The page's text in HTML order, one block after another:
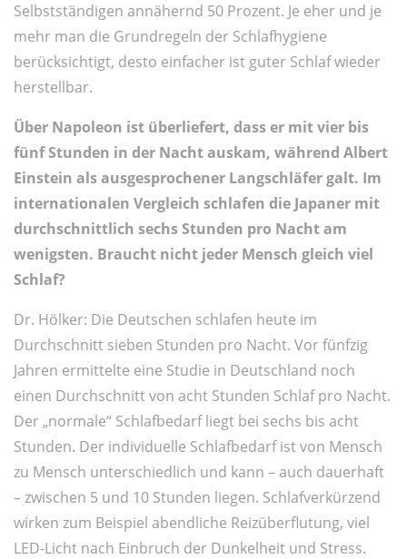
Selbstständigen annähernd 50 Prozent. Je eher und je
mehr man die Grundregeln der Schlafhygiene
berücksichtigt, desto einfacher ist guter Schlaf wieder
herstellbar.
Über Napoleon ist überliefert, dass er mit vier bis
fünf Stunden in der Nacht auskam, während Albert
Einstein als ausgesprochener Langschläfer galt. Im
internationalen Vergleich schlafen die Japaner mit
durchschnittlich sechs Stunden pro Nacht am
wenigsten. Braucht nicht jeder Mensch gleich viel
Schlaf?
Dr. Hölker: Die Deutschen schlafen heute im
Durchschnitt sieben Stunden pro Nacht. Vor fünfzig
Jahren ermittelte eine Studie in Deutschland noch
einen Durchschnitt von acht Stunden Schlaf pro Nacht.
Der „normale“ Schlafbedarf liegt bei sechs bis acht
Stunden. Der individuelle Schlafbedarf ist von Mensch
zu Mensch unterschiedlich und kann – auch dauerhaft
– zwischen 5 und 10 Stunden liegen. Schlafverkürzend
wirken zum Beispiel abendliche Reizüberflutung, viel
LED-Licht nach Einbruch der Dunkelheit und Stress.